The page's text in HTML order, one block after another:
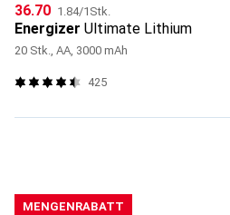
CHF
36.70 CHF
1.84/1Stk.
Energizer Ultimate Lithium
20 Stk., AA, 3000 mAh
425
MENGENRABATT